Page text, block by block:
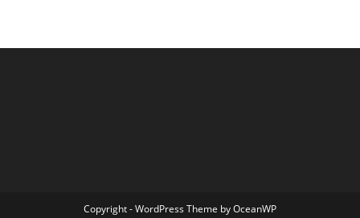
Copyright - WordPress Theme by OceanWP